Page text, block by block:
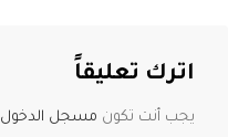
اترك تعليقاً
يجب أنت تكون مسجل الدخول